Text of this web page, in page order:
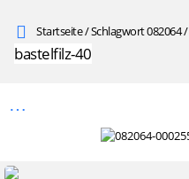
Startseite/Schlagwort082064/
bastelfilz-40